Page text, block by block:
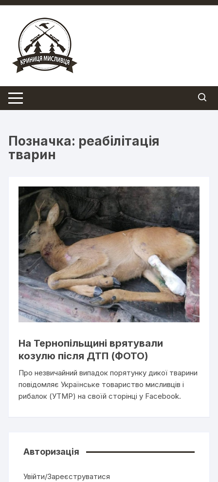
Перейти
вмісту
Позначка: реабілітація
тварин
На Тернопільщині врятували
козулю після ДТП (ФОТО)
Про незвичайний випадок порятунку дикої тварини
повідомляє Українське товариство мисливців і
рибалок (УТМР) на своїй сторінці у Facebook.
Авторизація
Увійти/Зареєструватися